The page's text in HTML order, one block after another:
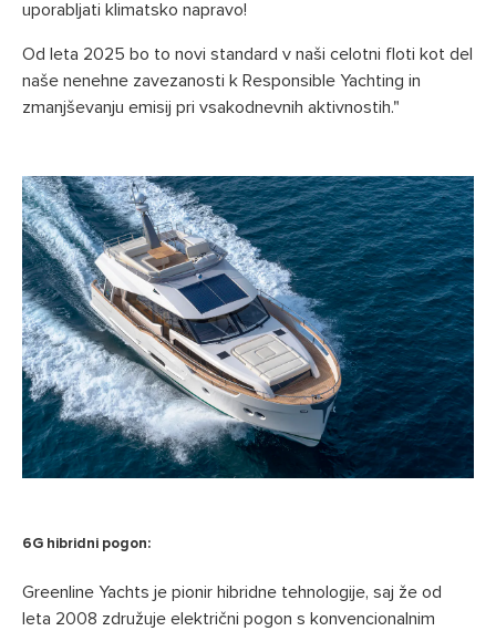
uporabljati klimatsko napravo!
Od leta 2025 bo to novi standard v naši celotni floti kot del
naše nenehne zavezanosti k Responsible Yachting in
zmanjševanju emisij pri vsakodnevnih aktivnostih."
6G hibridni pogon:
Greenline Yachts je pionir hibridne tehnologije, saj že od
leta 2008 združuje električni pogon s konvencionalnim